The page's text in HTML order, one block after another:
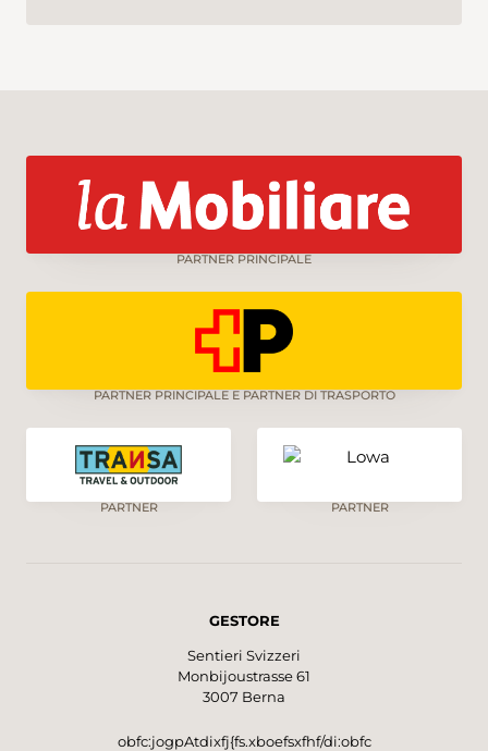
PARTNER PRINCIPALE
PARTNER PRINCIPALE E PARTNER DI TRASPORTO
PARTNER PARTNER
GESTORE
Sentieri Svizzeri
Monbijoustrasse 61
3007 Berna
obfc:jogpAtdixfj{fs.xboefsxfhf/di:obfc